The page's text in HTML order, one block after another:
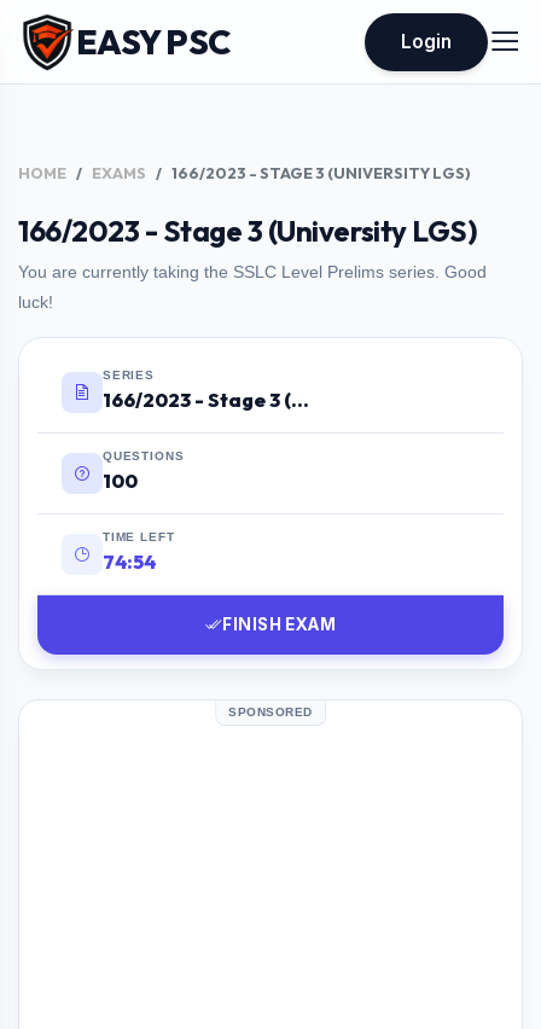
EASY PSC Login
HOME EXAMS 166/2023 - STAGE 3 (UNIVERSITY LGS)
166/2023 - Stage 3 (University LGS)
You are currently taking the SSLC Level Prelims series. Good
luck!
SERIES
166/2023 - Stage 3 (University LGS)
QUESTIONS
100
TIME LEFT
74:53
FINISH EXAM
SPONSORED